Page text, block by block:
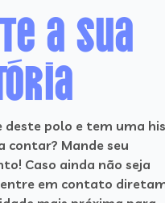
a sua
deste polo e tem uma
contar? Mande seu
Caso ainda não seja
entre em contato